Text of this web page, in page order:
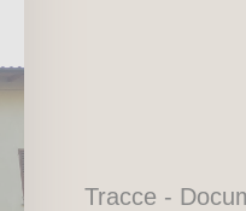
Tracce -